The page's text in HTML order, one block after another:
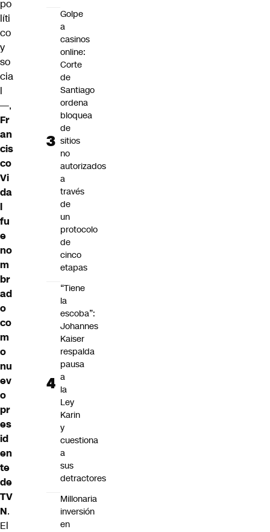
po
líti
co
y
so
cia
l
—,
Fr
an
cis
co
Vi
da
l
fu
e
no
m
br
ad
o
co
m
o
nu
ev
o
pr
es
id
en
te
de
TV
N.
El
Golpe
a
casinos
online:
Corte
de
Santiago
ordena
bloquea
de
sitios
no
autorizados
a
través
de
un
protocolo
de
cinco
etapas
“Tiene
la
escoba”:
Johannes
Kaiser
respalda
pausa
a
la
Ley
Karin
y
cuestiona
a
sus
detractores
Millonaria
inversión
en